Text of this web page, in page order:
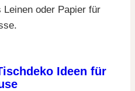
Leinen oder Papier für
Ideen für